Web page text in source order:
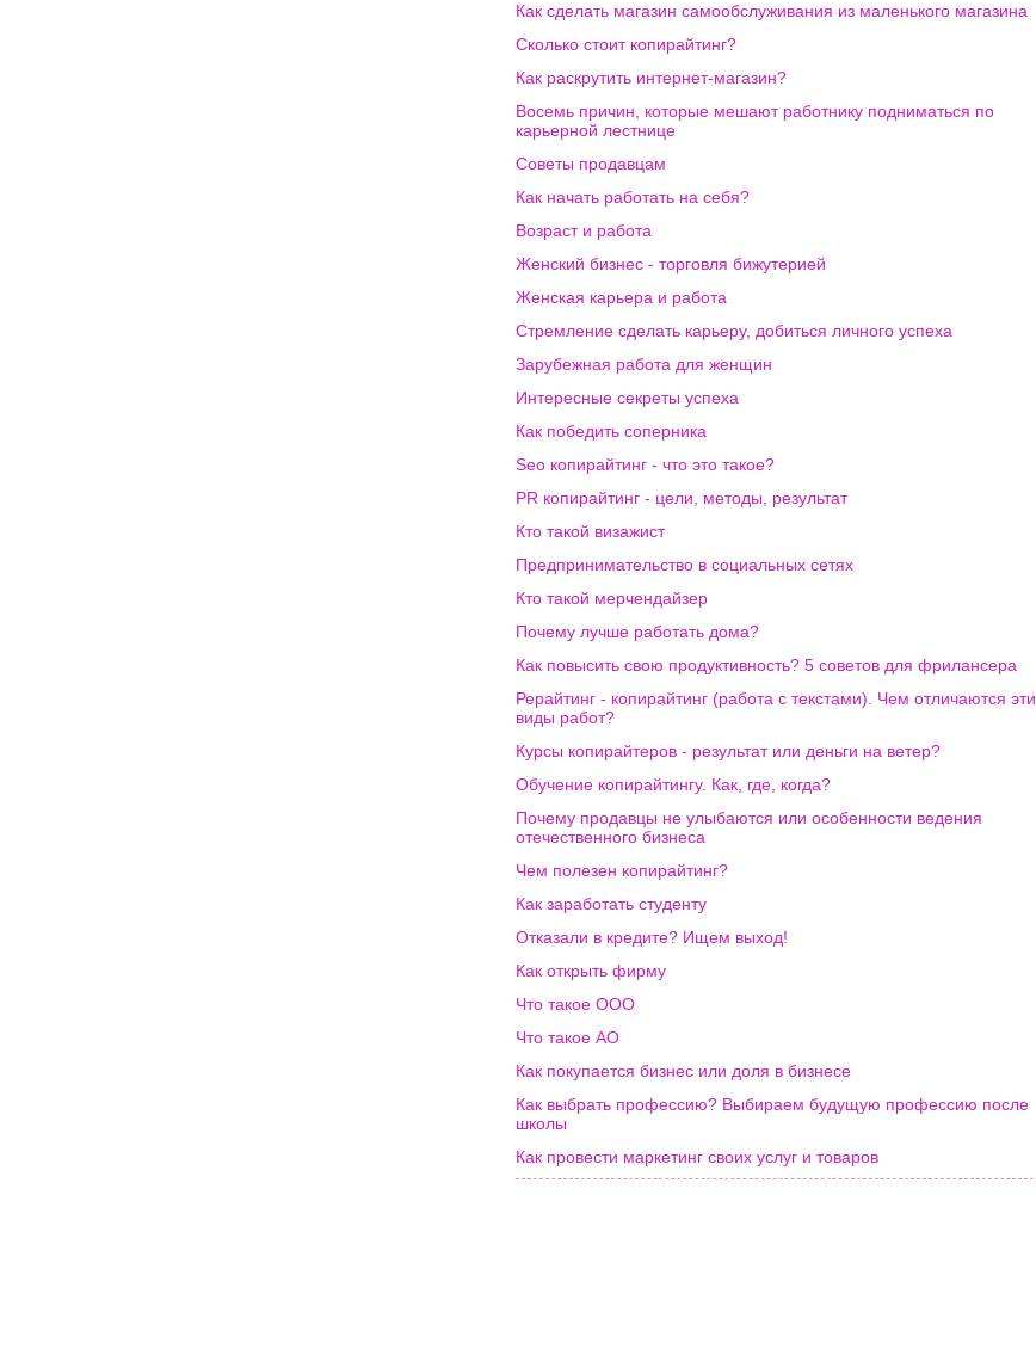
Как сделать магазин самообслуживания из маленького магазина
Сколько стоит копирайтинг?
Как раскрутить интернет-магазин?
Восемь причин, которые мешают работнику подниматься по
карьерной лестнице
Советы продавцам
Как начать работать на себя?
Возраст и работа
Женский бизнес - торговля бижутерией
Женская карьера и работа
Стремление сделать карьеру, добиться личного успеха
Зарубежная работа для женщин
Интересные секреты успеха
Как победить соперника
Seo копирайтинг - что это такое?
PR копирайтинг - цели, методы, результат
Кто такой визажист
Предпринимательство в социальных сетях
Кто такой мерчендайзер
Почему лучше работать дома?
Как повысить свою продуктивность? 5 советов для фрилансера
Рерайтинг - копирайтинг (работа с текстами). Чем отличаются эти
виды работ?
Курсы копирайтеров - результат или деньги на ветер?
Обучение копирайтингу. Как, где, когда?
Почему продавцы не улыбаются или особенности ведения
отечественного бизнеса
Чем полезен копирайтинг?
Как заработать студенту
Отказали в кредите? Ищем выход!
Как открыть фирму
Что такое ООО
Что такое АО
Как покупается бизнес или доля в бизнесе
Как выбрать профессию? Выбираем будущую профессию после
школы
Как провести маркетинг своих услуг и товаров